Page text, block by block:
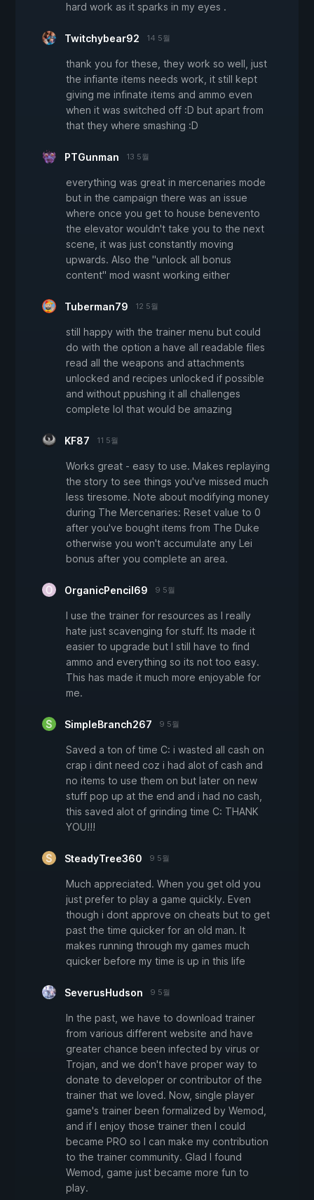
hard work as it sparks in my eyes .
Twitchybear92 14 5월
thank you for these, they work so well, just
the infiante items needs work, it still kept
giving me infinate items and ammo even
when it was switched off :D but apart from
that they where smashing :D
PTGunman 13 5월
everything was great in mercenaries mode
but in the campaign there was an issue
where once you get to house benevento
the elevator wouldn't take you to the next
scene, it was just constantly moving
upwards. Also the "unlock all bonus
content" mod wasnt working either
Tuberman79 12 5월
still happy with the trainer menu but could
do with the option a have all readable files
read all the weapons and attachments
unlocked and recipes unlocked if possible
and without ppushing it all challenges
complete lol that would be amazing
KF87 11 5월
Works great - easy to use. Makes replaying
the story to see things you've missed much
less tiresome. Note about modifying money
during The Mercenaries: Reset value to 0
after you've bought items from The Duke
otherwise you won't accumulate any Lei
bonus after you complete an area.
OrganicPencil69 9 5월
I use the trainer for resources as I really
hate just scavenging for stuff. Its made it
easier to upgrade but I still have to find
ammo and everything so its not too easy.
This has made it much more enjoyable for
me.
SimpleBranch267 9 5월
Saved a ton of time C: i wasted all cash on
crap i dint need coz i had alot of cash and
no items to use them on but later on new
stuff pop up at the end and i had no cash,
this saved alot of grinding time C: THANK
YOU!!!
SteadyTree360 9 5월
Much appreciated. When you get old you
just prefer to play a game quickly. Even
though i dont approve on cheats but to get
past the time quicker for an old man. It
makes running through my games much
quicker before my time is up in this life
SeverusHudson 9 5월
In the past, we have to download trainer
from various different website and have
greater chance been infected by virus or
Trojan, and we don't have proper way to
donate to developer or contributor of the
trainer that we loved. Now, single player
game's trainer been formalized by Wemod,
and if I enjoy those trainer then I could
became PRO so I can make my contribution
to the trainer community. Glad I found
Wemod, game just became more fun to
play.